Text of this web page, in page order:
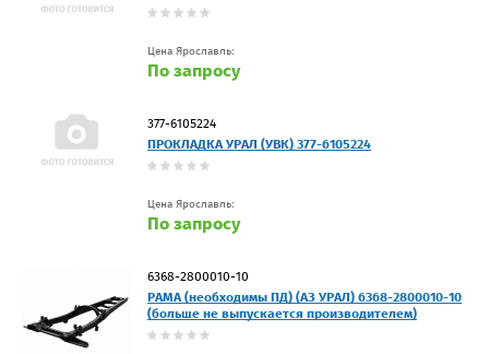
Цена Ярославль:
По запросу
377-6105224
ПРОКЛАДКА УРАЛ (УВК) 377-6105224
Цена Ярославль:
По запросу
6368-2800010-10
РАМА (необходимы ПД) (АЗ УРАЛ) 6368-2800010-10
(больше не выпускается производителем)